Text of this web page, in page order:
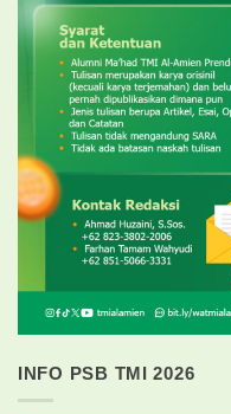
INFO PSB TMI 2026